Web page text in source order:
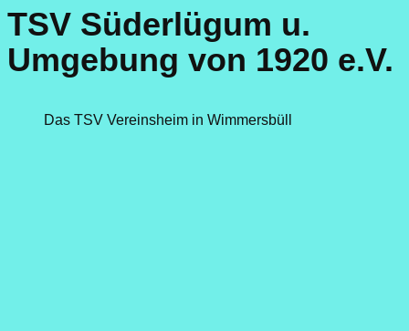
TS​V Süderlügum u.
Umgebung von 1920 e.V.
Das TSV Vereinsheim in Wimmersbüll